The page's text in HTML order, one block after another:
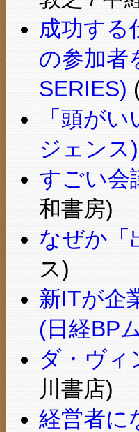
成功す
の参加者
SERIES)
「頭が
ジェンス)
すごい会
和書房)
なぜか「
ス)
新ITが企
(日経BP
ダ・ヴィ
川書店)
経営者に